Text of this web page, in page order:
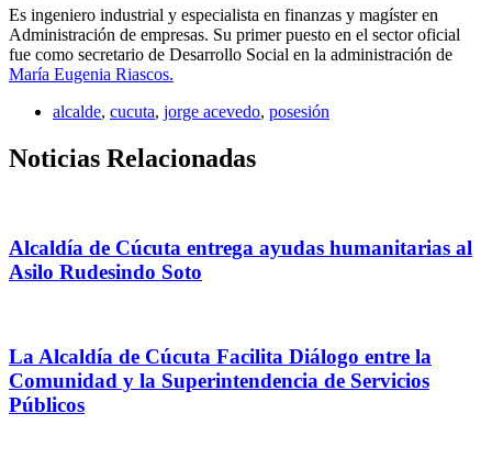
Es ingeniero industrial y especialista en finanzas y magíster en
Administración de empresas. Su primer puesto en el sector oficial
fue como secretario de Desarrollo Social en la administración de
María Eugenia Riascos.
alcalde, cucuta, jorge acevedo, posesión
Noticias Relacionadas
Alcaldía de Cúcuta entrega ayudas humanitarias al
Asilo Rudesindo Soto
La Alcaldía de Cúcuta Facilita Diálogo entre la
Comunidad y la Superintendencia de Servicios
Públicos